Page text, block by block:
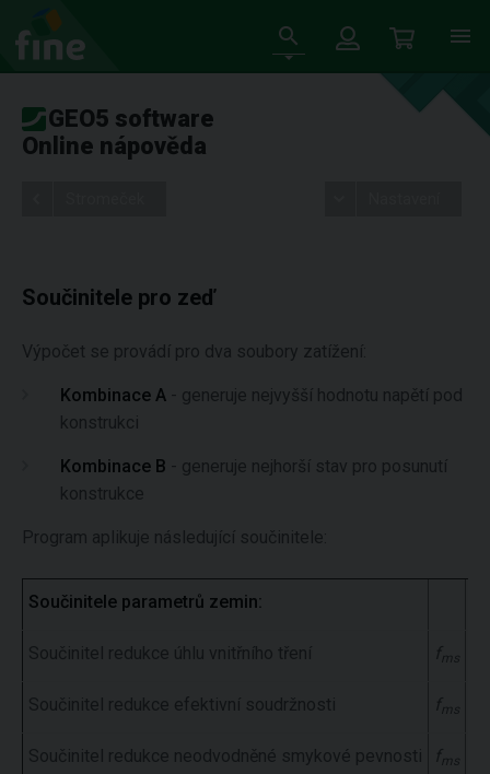
GEO5 software
Online nápověda
Součinitele pro zeď
Výpočet se provádí pro dva soubory zatížení:
Kombinace A - generuje nejvyšší hodnotu napětí pod
konstrukci
Kombinace B - generuje nejhorší stav pro posunutí
konstrukce
Program aplikuje následující součinitele:
Součinitele parametrů zemin:
Součinitel redukce úhlu vnitřního tření fms
Součinitel redukce efektivní soudržnosti fms
Součinitel redukce neodvodněné smykové pevnosti fms